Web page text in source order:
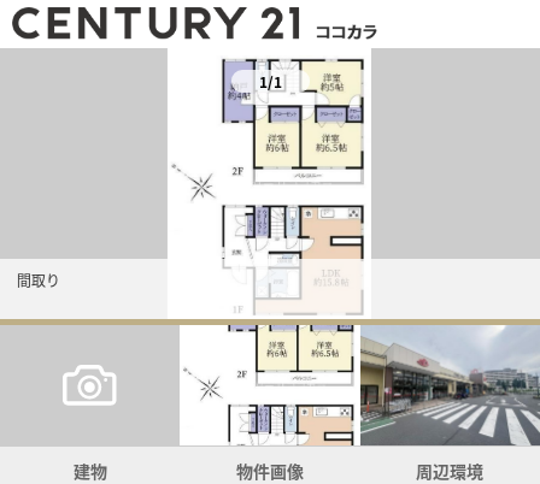
間取り
1/1
建物 物件画像 周辺環境